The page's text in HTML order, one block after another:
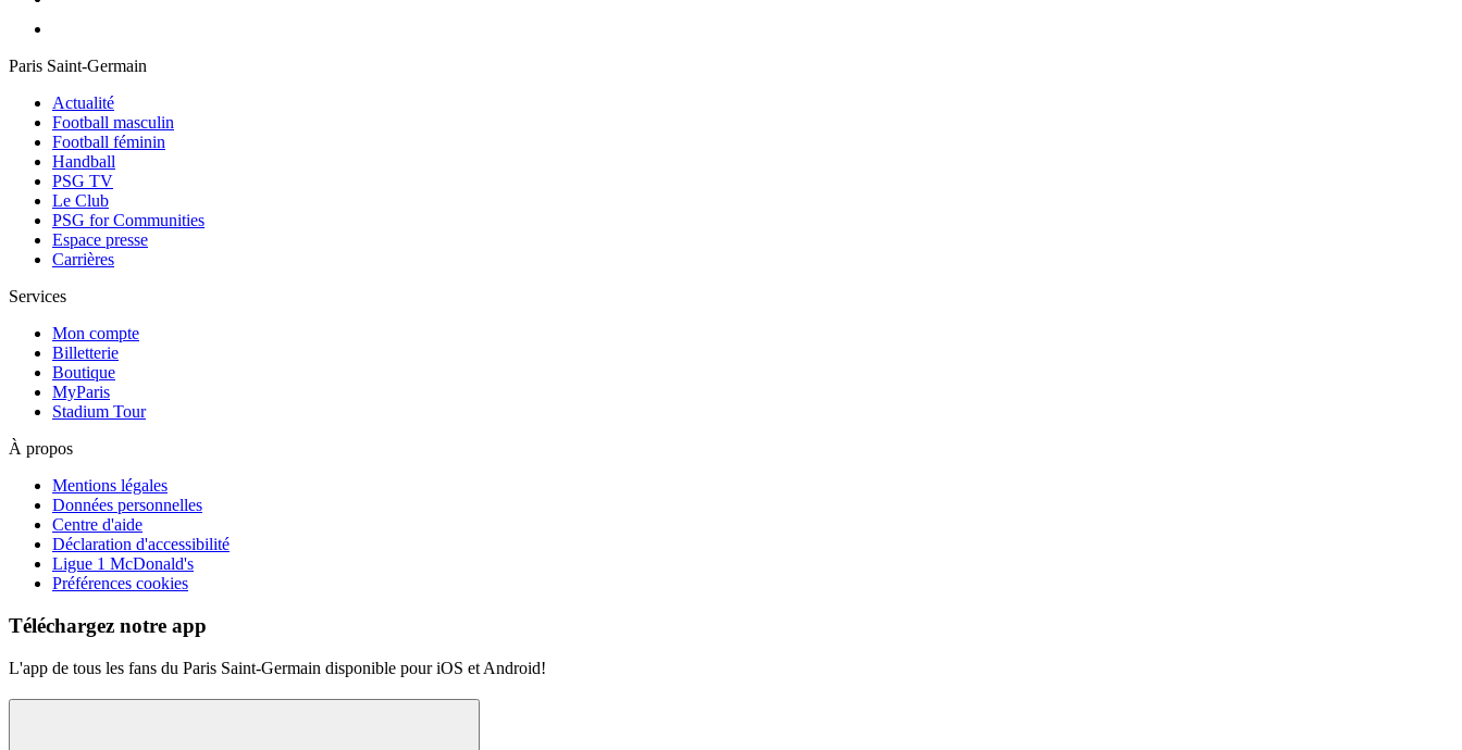
Paris Saint-Germain
Actualité
Football masculin
Football féminin
Handball
PSG TV
Le Club
PSG for Communities
Espace presse
Carrières
Services
Mon compte
Billetterie
Boutique
MyParis
Stadium Tour
À propos
Mentions légales
Données personnelles
Centre d'aide
Déclaration d'accessibilité
Ligue 1 McDonald's
Préférences cookies
Téléchargez notre app
L'app de tous les fans du Paris Saint-Germain disponible pour iOS et Android!